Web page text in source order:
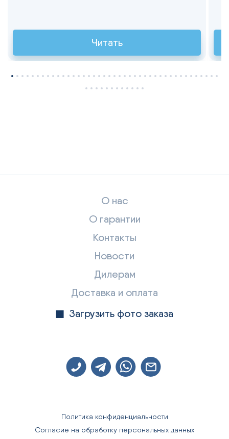
Читать
Загрузить фото заказа
О нас
О гарантии
Контакты
Новости
Дилерам
Доставка и оплата
Политика конфиденциальности
Согласие на обработку персональных данных